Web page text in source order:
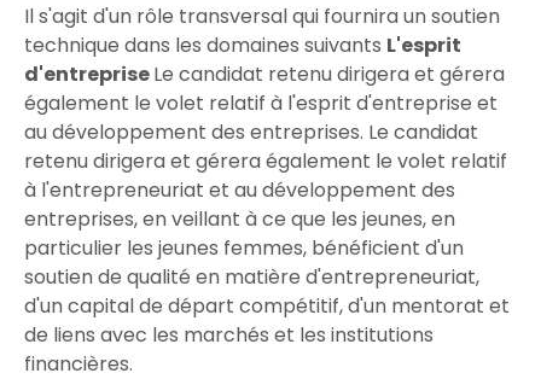
Il s'agit d'un rôle transversal qui fournira un soutien
technique dans les domaines suivants L'esprit
d'entrepriseLe candidat retenu dirigera et gérera
également le volet relatif à l'esprit d'entreprise et
au développement des entreprises. Le candidat
retenu dirigera et gérera également le volet relatif
à l'entrepreneuriat et au développement des
entreprises, en veillant à ce que les jeunes, en
particulier les jeunes femmes, bénéficient d'un
soutien de qualité en matière d'entrepreneuriat,
d'un capital de départ compétitif, d'un mentorat et
de liens avec les marchés et les institutions
financières.